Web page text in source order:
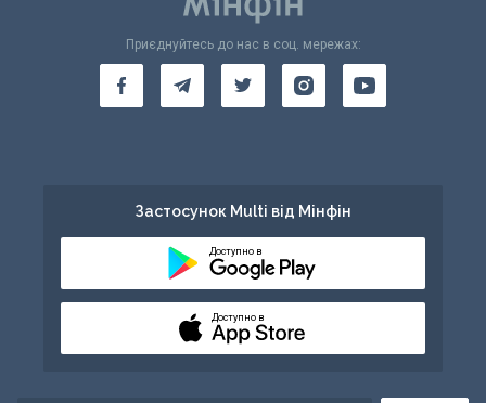
Приєднуйтесь до нас в соц. мережах:
Застосунок Multi від Мінфін
Доступно в
Доступно в